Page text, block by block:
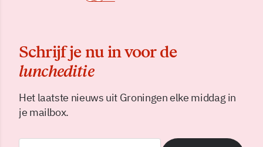
Schrijf je nu in voor de
luncheditie
Het laatste nieuws uit Groningen elke middag in
je mailbox.